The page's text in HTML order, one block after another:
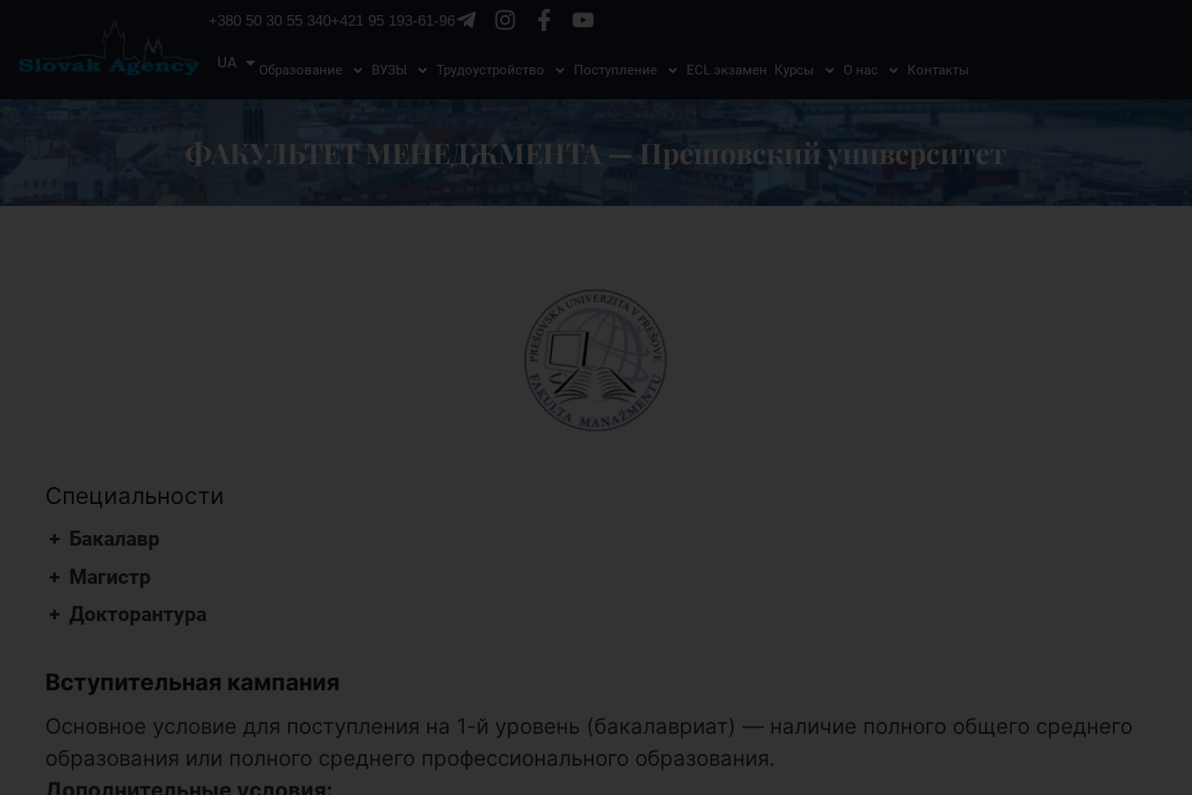
+380 50 30 55 340+421 95 193-61-96
UA
EN Образование ВУЗЫ Трудоустройство Поступление ECL экзамен Курсы О нас Контакты
ФАКУЛЬТЕТ МЕНЕДЖМЕНТА — Прешовский университет
Специальности
Бакалавр
Магистр
Докторантура
Вступительная кампания
Основное условие для поступления на 1-й уровень (бакалавриат) — наличие полного общего среднего
образования или полного среднего профессионального образования.